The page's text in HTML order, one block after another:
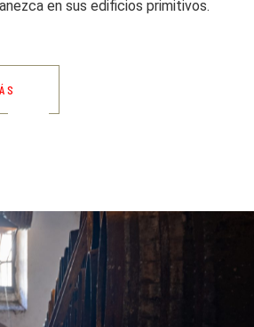
en sus edificios primitivos.